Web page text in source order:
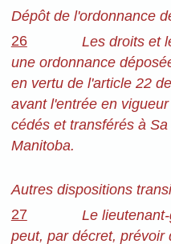
Dépôt de l'ordonnance
26
Les droits et
une ordonnance
en vertu de l'article 22
avant l'entrée en
cédés et transférés à
Manitoba.
Autres dispositions
27
Le
peut, par décret, prévoir